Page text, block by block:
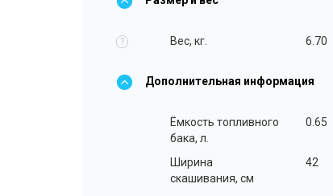
? Вес, кг. 6.70
Дополнительная информация
Ёмкость топливного
бака, л.
0.65
Ширина
скашивания, см
42